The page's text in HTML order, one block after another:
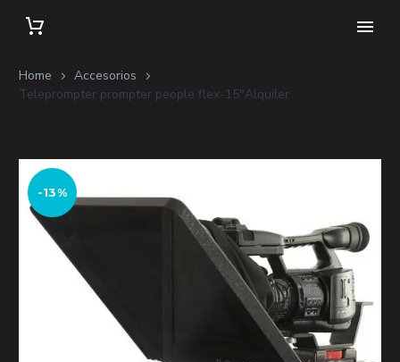
Home
Accesorios
Teleprompter prompter people flex-15″Alquiler
-13%